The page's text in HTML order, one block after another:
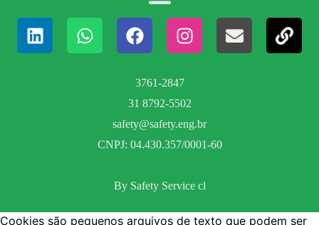
3761-2847
31 8792-5502
safety@safety.eng.br
CNPJ: 04.430.357/0001-60
By Safety Service cl
Cookies são pequenos arquivos de texto que podem ser